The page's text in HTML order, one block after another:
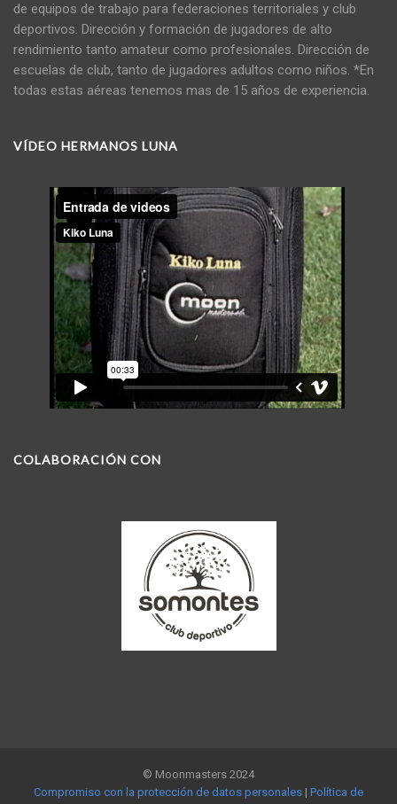
de equipos de trabajo para federaciones territoriales y club
deportivos. Dirección y formación de jugadores de alto
rendimiento tanto amateur como profesionales. Dirección de
escuelas de club, tanto de jugadores adultos como niños. *En
todas estas aéreas tenemos mas de 15 años de experiencia.
VÍDEO HERMANOS LUNA
COLABORACIÓN CON
© Moonmasters 2024
Compromiso con la protección de datos personales | Política de